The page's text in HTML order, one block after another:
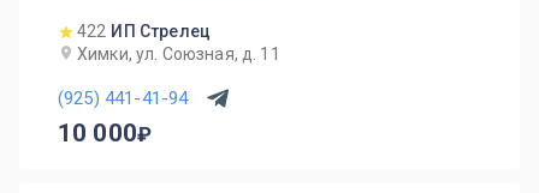
422 ИП Стрелец
Химки, ул. Союзная, д. 11
(925) 441-41-94
10 000